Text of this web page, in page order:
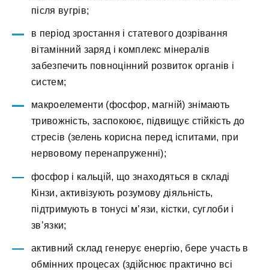
після вугрів;
в період зростання і статевого дозрівання
вітамінний заряд і комплекс мінералів
забезпечить повноцінний розвиток органів і
систем;
макроелементи (фосфор, магній) знімають
тривожність, заспокоює, підвищує стійкість до
стресів (зелень корисна перед іспитами, при
нервовому перенапруженні);
фосфор і кальцій, що знаходяться в складі
Кінзи, активізують розумову діяльність,
підтримують в тонусі м’язи, кістки, суглоби і
зв’язки;
активний склад генерує енергію, бере участь в
обмінних процесах (здійснює практично всі